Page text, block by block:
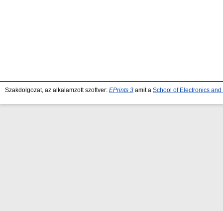
Szakdolgozat, az alkalamzott szoftver: EPrints 3 amit a School of Electronics